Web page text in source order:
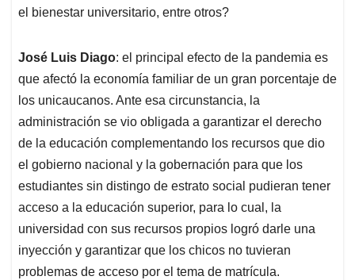
el bienestar universitario, entre otros?
José Luis Diago: el principal efecto de la pandemia es
que afectó la economía familiar de un gran porcentaje de
los unicaucanos. Ante esa circunstancia, la
administración se vio obligada a garantizar el derecho
de la educación complementando los recursos que dio
el gobierno nacional y la gobernación para que los
estudiantes sin distingo de estrato social pudieran tener
acceso a la educación superior, para lo cual, la
universidad con sus recursos propios logró darle una
inyección y garantizar que los chicos no tuvieran
problemas de acceso por el tema de matrícula.